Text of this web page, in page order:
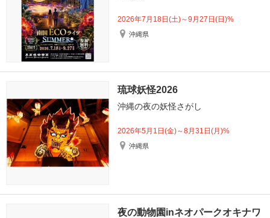
2026年7月18日(土)～9月27日(日)%
沖縄県
琉球妖怪2026
沖縄の夜の妖怪さがし
2026年5月1日(金)～8月31日(月)%
沖縄県
夜の動物園inネオパークオキナワ